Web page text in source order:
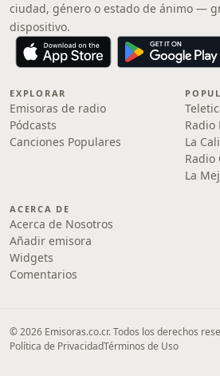
ciudad, género o estado de ánimo —
dispositivo.
EXPLORAR
Emisoras de radio
Pódcasts
Canciones Populares
Radio
La
Radio
La
ACERCA DE
Acerca de Nosotros
Añadir emisora
Widgets
Comentarios
© 2026 Emisoras.co.cr. Todos los derechos
Política de PrivacidadTérminos de Uso